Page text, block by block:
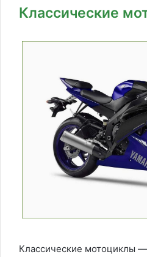
Классические
Классические мотоциклы —